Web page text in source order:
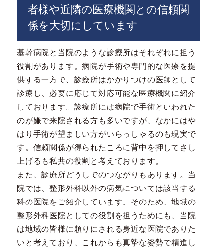
者様や近隣の医療機関との信頼関
係を大切にしています
基幹病院と当院のような診療所はそれぞれに担う
役割があります。病院が手術や専門的な医療を提
供する一方で、診療所はかかりつけの医師として
診療し、必要に応じて対応可能な医療機関に紹介
しております。診療所には病院で手術といわれた
のが嫌で来院される方も多いですが、なかにはや
はり手術が望ましい方がいらっしゃるのも現実で
す。信頼関係が得られたころに背中を押してさし
上げるも私共の役割と考えております。
また、診療所どうしでのつながりもあります。当
院では、整形外科以外の病気については該当する
科の医院をご紹介しています。そのため、地域の
整形外科医院としての役割を担うためにも、当院
は地域の皆様に頼りにされる身近な医院でありた
いと考えており、これからも真摯な姿勢で精進し